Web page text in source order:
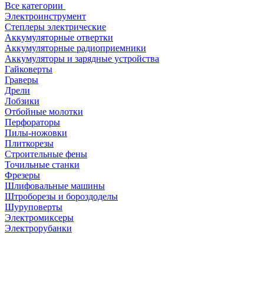
Все категории
Электроинструмент
Степлеры электрические
Аккумуляторные отвертки
Аккумуляторные радиоприемники
Аккумуляторы и зарядные устройства
Гайковерты
Граверы
Дрели
Лобзики
Отбойные молотки
Перфораторы
Пилы-ножовки
Плиткорезы
Строительные фены
Точильные станки
Фрезеры
Шлифовальные машины
Штроборезы и бороздоделы
Шуруповерты
Электромиксеры
Электрорубанки